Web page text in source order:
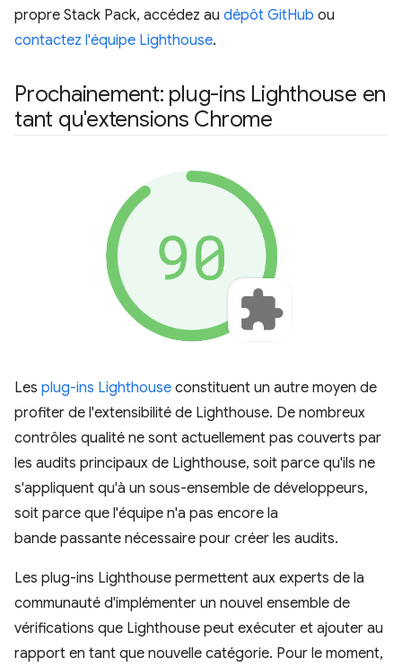
propre Stack Pack, accédez au dépôt GitHub ou
contactez l'équipe Lighthouse.
Prochainement: plug-ins Lighthouse en
tant qu'extensions Chrome
Les plug-ins Lighthouse constituent un autre moyen de
profiter de l'extensibilité de Lighthouse. De nombreux
contrôles qualité ne sont actuellement pas couverts par
les audits principaux de Lighthouse, soit parce qu'ils ne
s'appliquent qu'à un sous-ensemble de développeurs,
soit parce que l'équipe n'a pas encore la
bande passante nécessaire pour créer les audits.
Les plug-ins Lighthouse permettent aux experts de la
communauté d'implémenter un nouvel ensemble de
vérifications que Lighthouse peut exécuter et ajouter au
rapport en tant que nouvelle catégorie. Pour le moment,